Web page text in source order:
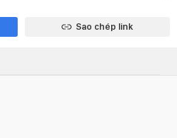
Sao chép link